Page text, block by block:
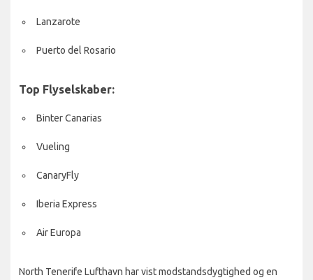
Lanzarote
Puerto del Rosario
Top Flyselskaber:
Binter Canarias
Vueling
CanaryFly
Iberia Express
Air Europa
North Tenerife Lufthavn har vist modstandsdygtighed og en